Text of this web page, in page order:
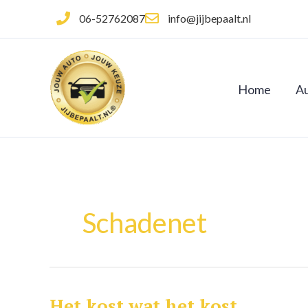
de
06-52762087 info@jijbepaalt.nl
Home
Schadenet
Het